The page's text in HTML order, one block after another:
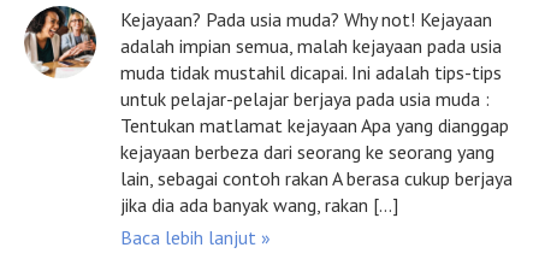
Kejayaan? Pada usia muda? Why not! Kejayaan
adalah impian semua, malah kejayaan pada usia
muda tidak mustahil dicapai. Ini adalah tips-tips
untuk pelajar-pelajar berjaya pada usia muda :
Tentukan matlamat kejayaan Apa yang dianggap
kejayaan berbeza dari seorang ke seorang yang
lain, sebagai contoh rakan A berasa cukup berjaya
jika dia ada banyak wang, rakan […]
Baca lebih lanjut »